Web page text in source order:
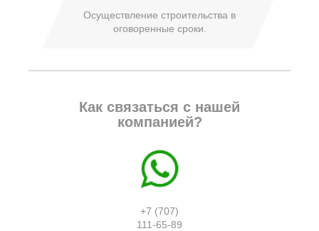
Осуществление строительства в
оговоренные сроки.
Как связаться с нашей
компанией?
+7 (707)
111-65-89